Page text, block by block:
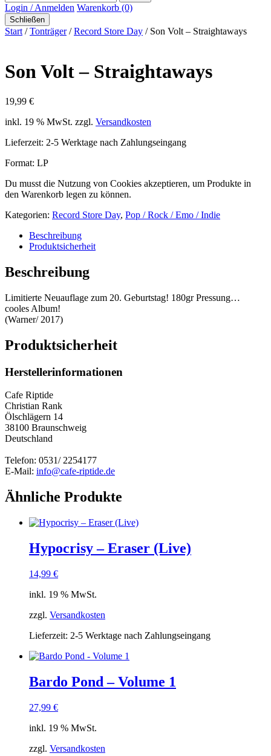
Login / Anmelden Warenkorb (0)
Schließen
Start /Tonträger/Record Store Day / Son Volt ‎– Straightaways
Son Volt ‎– Straightaways
19,99 €
inkl. 19 % MwSt. zzgl. Versandkosten
Lieferzeit: 2-5 Werktage nach Zahlungseingang
Format: LP
Du musst die Nutzung von Cookies akzeptieren, um Produkte in
den Warenkorb legen zu können.
Kategorien: Record Store Day, Pop / Rock / Emo / Indie
Beschreibung
Produktsicherheit
Beschreibung
Limitierte Neuauflage zum 20. Geburtstag! 180gr Pressung…
cooles Album!
(Warner/ 2017)
Produktsicherheit
Herstellerinformationen
Cafe Riptide
Christian Rank
Ölschlägern 14
38100 Braunschweig
Deutschland
Telefon: 0531/ 2254177
E-Mail: info@cafe-riptide.de
Ähnliche Produkte
Hypocrisy – Eraser (Live)
14,99 €
inkl. 19 % MwSt.
zzgl. Versandkosten
Lieferzeit: 2-5 Werktage nach Zahlungseingang
Bardo Pond – Volume 1
27,99 €
inkl. 19 % MwSt.
zzgl. Versandkosten